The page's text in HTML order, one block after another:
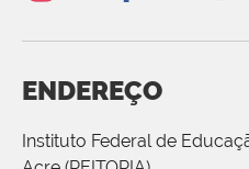
ENDEREÇO
Instituto Federal de